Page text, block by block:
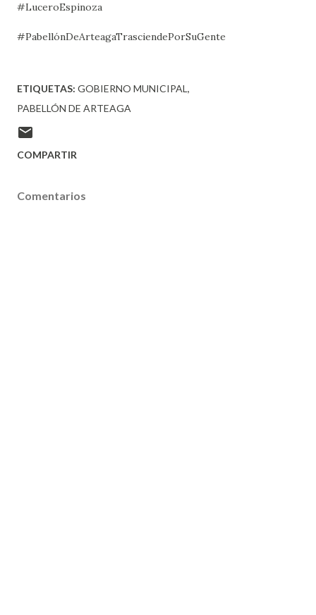
#LuceroEspinoza
#PabellónDeArteagaTrasciendePorSuGente
ETIQUETAS: GOBIERNO MUNICIPAL
PABELLÓN DE ARTEAGA
COMPARTIR
Comentarios